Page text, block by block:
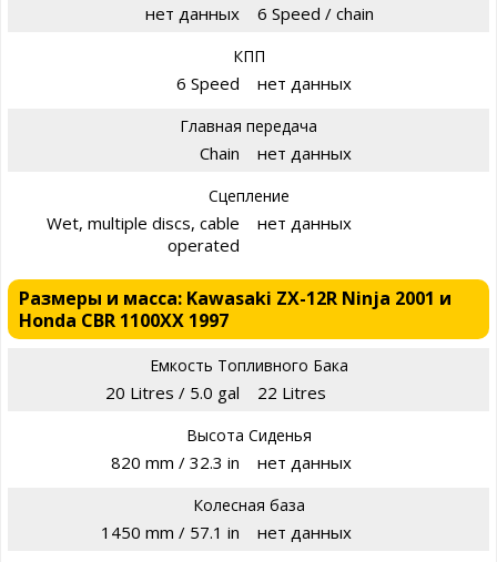
нет данных 6 Speed / chain
КПП
6 Speed нет данных
Главная передача
Chain нет данных
Сцепление
Wet, multiple discs, cable
operated
нет данных
Размеры и масса: Kawasaki ZX-12R Ninja 2001 и
Honda CBR 1100XX 1997
Емкость Топливного Бака
20 Litres / 5.0 gal 22 Litres
Высота Сиденья
820 mm / 32.3 in нет данных
Колесная база
1450 mm / 57.1 in нет данных